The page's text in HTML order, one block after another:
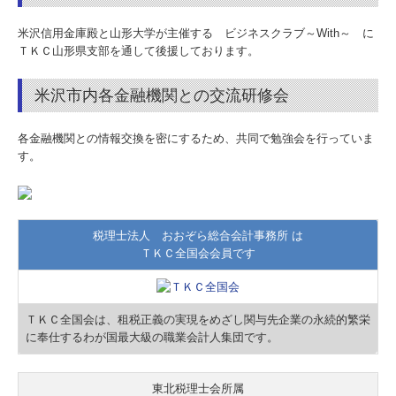
FX4クラウド
経営革新等支援機関とは
【NEW】求人情報
金融機関との交流研修会
セミナー報告
税理士法人 おおぞら総合会計事務所 は
ＴＫＣ全国会会員です
ＴＫＣ全国会は、租税正義の実現をめざし関与先企業の永続的繁栄
に奉仕するわが国最大級の職業会計人集団です。
東北税理士会所属
米沢信用金庫殿と山形大学が主催する ビジネスクラブ～With～ に
ＴＫＣ山形県支部を通して後援しております。
米沢市内各金融機関との交流研修会
各金融機関との情報交換を密にするため、共同で勉強会を行っていま
す。